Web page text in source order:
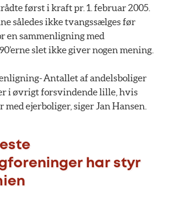
først i kraft pr. 1. februar 2005.
således ikke tvangssælges før
en sammenligning med
slet ikke giver nogen mening.
Antallet af andelsboliger
i øvrigt forsvindende lille, hvis
ejerboliger, siger Jan Hansen.
har styr